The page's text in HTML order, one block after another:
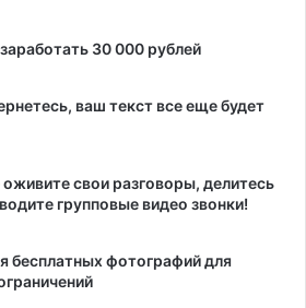
30 000 рублей
ваш текст все еще будет
свои разговоры, делитесь
групповые видео звонки!
бесплатных фотографий для